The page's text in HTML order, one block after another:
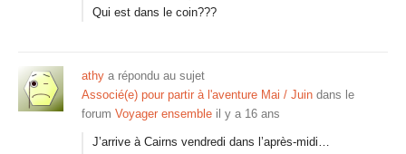
Qui est dans le coin???
athy a répondu au sujet
Associé(e) pour partir à l'aventure Mai / Juin dans le
forum Voyager ensemble il y a 16 ans
J’arrive à Cairns vendredi dans l’après-midi…